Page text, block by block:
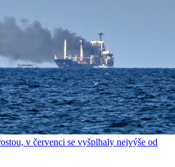
v červenci se vyšplhaly nejvýše od